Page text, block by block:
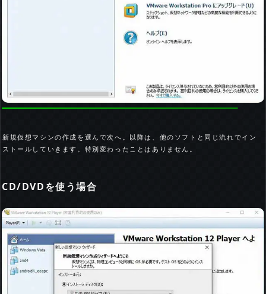
新規仮想マシンの作成を選んで次へ。以降は、他のソフトと同じ流れでイン
ストールしていきます。特別変わったことはありません。
CD/DVDを使う場合